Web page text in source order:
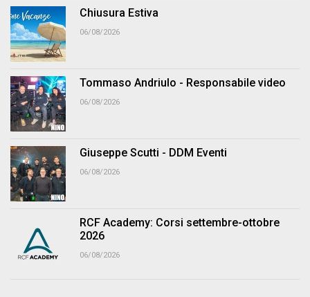
Chiusura Estiva
06/08/2026
Tommaso Andriulo - Responsabile video
06/08/2026
Giuseppe Scutti - DDM Eventi
06/08/2026
RCF Academy: Corsi settembre-ottobre
2026
06/08/2026